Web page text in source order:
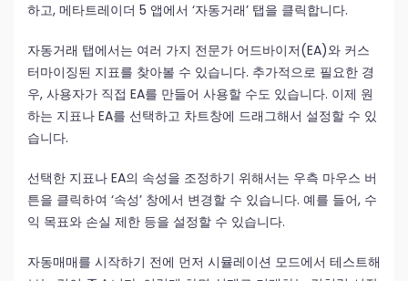
하고, 메타트레이더 5 앱에서 ‘자동거래’ 탭을 클릭합니다.
자동거래 탭에서는 여러 가지 전문가 어드바이저(EA)와 커스
터마이징된 지표를 찾아볼 수 있습니다. 추가적으로 필요한 경
우, 사용자가 직접 EA를 만들어 사용할 수도 있습니다. 이제 원
하는 지표나 EA를 선택하고 차트창에 드래그해서 설정할 수 있
습니다.
선택한 지표나 EA의 속성을 조정하기 위해서는 우측 마우스 버
튼을 클릭하여 ‘속성’ 창에서 변경할 수 있습니다. 예를 들어, 수
익 목표와 손실 제한 등을 설정할 수 있습니다.
자동매매를 시작하기 전에 먼저 시뮬레이션 모드에서 테스트해